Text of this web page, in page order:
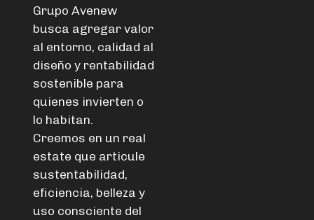
Grupo Avenew
busca agregar valor
al entorno, calidad al
diseño y rentabilidad
sostenible para
quienes invierten o
lo habitan.
Creemos en un real
estate que articule
sustentabilidad,
eficiencia, belleza y
uso consciente del